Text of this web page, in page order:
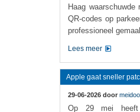
Haag
QR-codes op
professioneel
Lees meer
Apple gaat sneller
29-06-2026 door
Op 29 mei heeft